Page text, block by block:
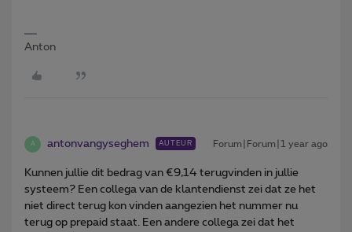
Anton
A antonvangyseghem AUTEUR Forum|Forum|1 year ago
Kunnen jullie dit bedrag van €9,14 terugvinden in jullie
systeem? Een collega van de klantendienst zei dat ze het
niet direct terug kon vinden aangezien het nummer nu
terug op prepaid staat. Een andere collega zei dat het